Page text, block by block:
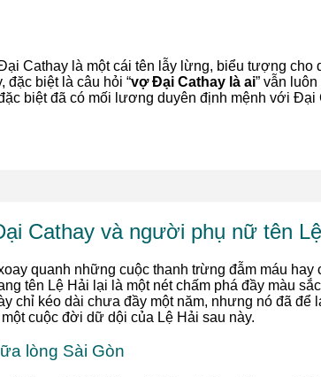
Cathay là một cái tên lẫy lừng, biểu tượng cho
đặc biệt là câu hỏi “vợ Đại Cathay là ai” vẫn
biệt đã có mối lương duyên định mệnh với Đại
Cathay và người phụ nữ tên
quanh những cuộc thanh trừng đẫm máu hay
tên Lệ Hải lại là một nét chấm phá đầy màu
chỉ kéo dài chưa đầy một năm, nhưng nó đã để
cuộc đời dữ dội của Lệ Hải sau này.
lòng Sài Gòn